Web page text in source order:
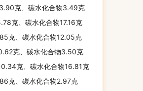
克、碳水化合物3.49克
克、碳水化合物17.16克
克、碳水化合物12.05克
克、碳水化合物3.50克
克、碳水化合物16.81克
克、碳水化合物2.97克